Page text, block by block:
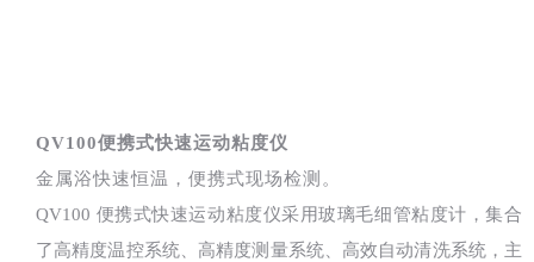
QV100便携式快速运动粘度仪
金属浴快速恒温，便携式现场检测。
QV100 便携式快速运动粘度仪采用玻璃毛细管粘度计，集合
了高精度温控系统、高精度测量系统、高效自动清洗系统，主